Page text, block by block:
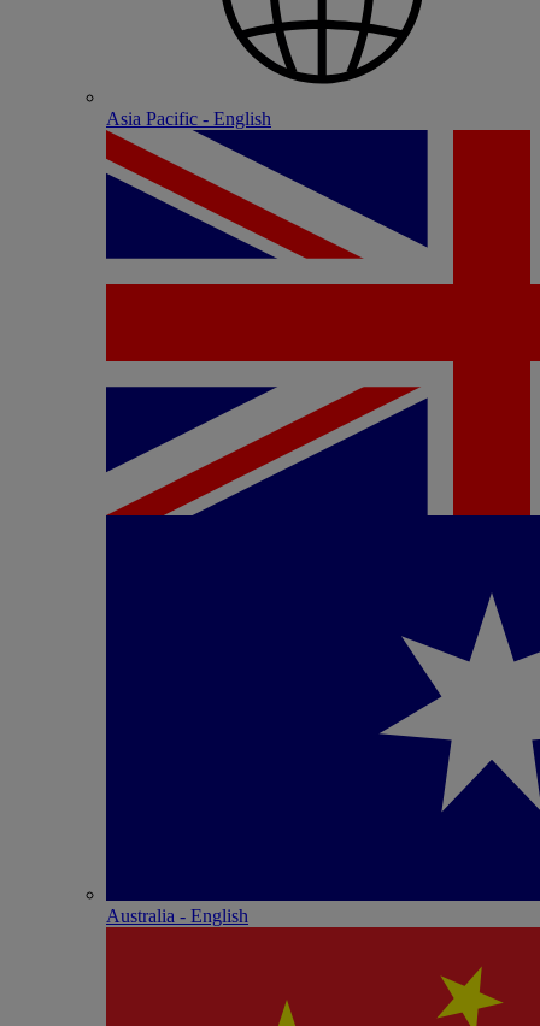
Asia Pacific - English
Australia - English